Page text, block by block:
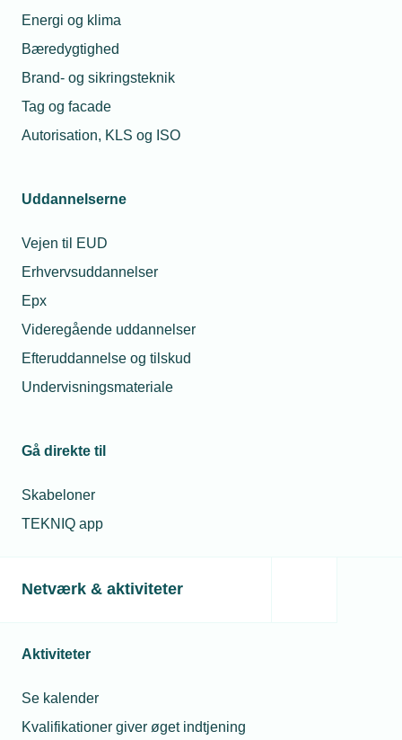
Energi og klima
Bæredygtighed
Brand- og sikringsteknik
Tag og facade
Autorisation, KLS og ISO
Uddannelserne
Vejen til EUD
Erhvervsuddannelser
Epx
Videregående uddannelser
Efteruddannelse og tilskud
Undervisningsmateriale
Gå direkte til
Skabeloner
TEKNIQ app
Netværk & aktiviteter
Aktiviteter
Se kalender
Kvalifikationer giver øget indtjening
jura@tekniq.dk